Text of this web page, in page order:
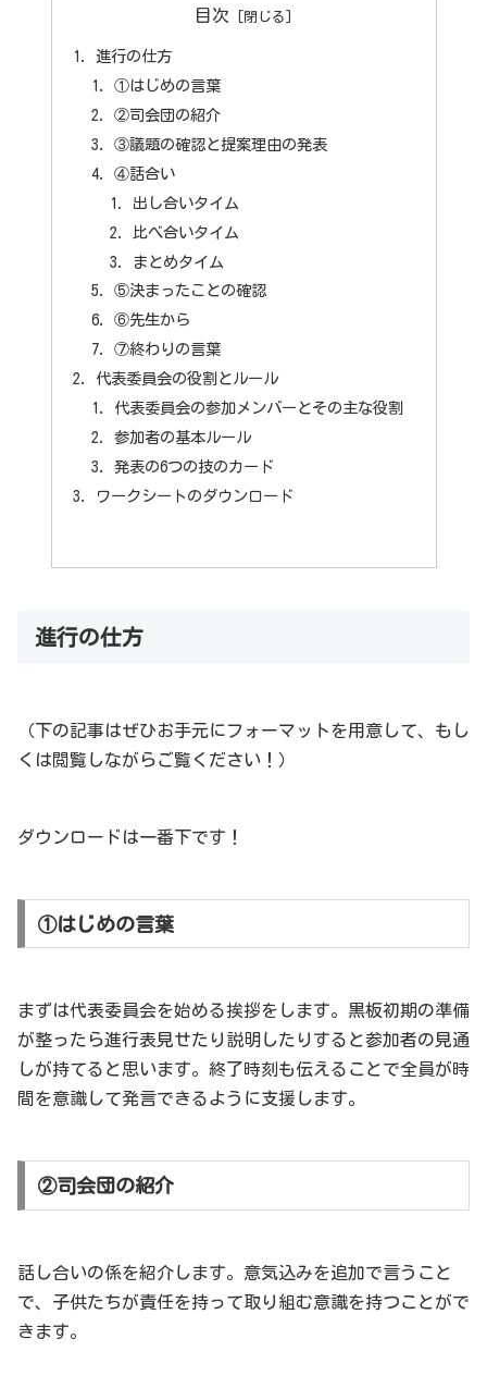
目次
進行の仕方
①はじめの言葉
②司会団の紹介
③議題の確認と提案理由の発表
④話合い
出し合いタイム
比べ合いタイム
まとめタイム
⑤決まったことの確認
⑥先生から
⑦終わりの言葉
代表委員会の役割とルール
代表委員会の参加メンバーとその主な役割
参加者の基本ルール
発表の6つの技のカード
ワークシートのダウンロード
進行の仕方
（下の記事はぜひお手元にフォーマットを用意して、もし
くは閲覧しながらご覧ください！）
ダウンロードは一番下です！
①はじめの言葉
まずは代表委員会を始める挨拶をします。黒板初期の準備
が整ったら進行表見せたり説明したりすると参加者の見通
しが持てると思います。終了時刻も伝えることで全員が時
間を意識して発言できるように支援します。
②司会団の紹介
話し合いの係を紹介します。意気込みを追加で言うこと
で、子供たちが責任を持って取り組む意識を持つことがで
きます。